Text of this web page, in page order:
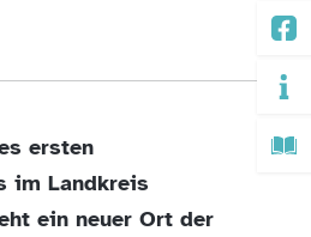
ersten
im Landkreis
ein neuer Ort der